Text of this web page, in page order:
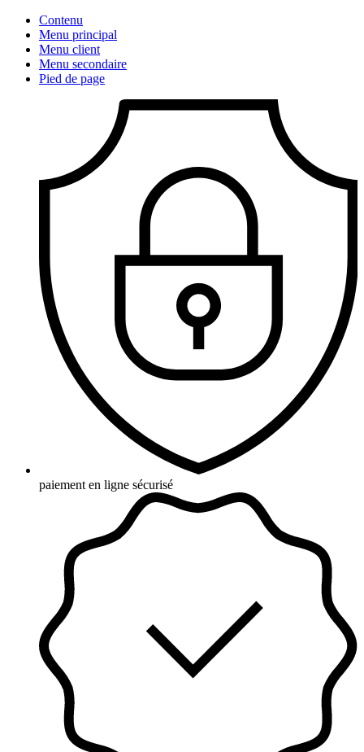
Contenu
Menu principal
Menu client
Menu secondaire
Pied de page
paiement en ligne sécurisé